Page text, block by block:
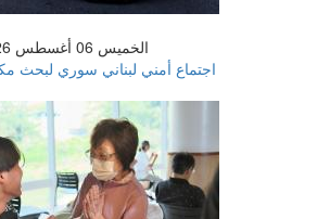
الخميس 06 أغسطس 2026 05:14 صباحاً
اجتماع أمني لبناني سوري لبحث